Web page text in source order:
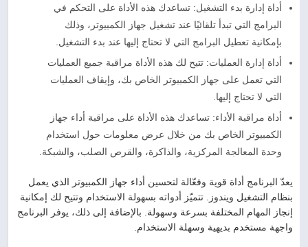
أداة إدارة بدء التشغيل: تساعدك هذه الأداة على التحكم في
البرامج التي تبدأ تلقائيًا عند تشغيل جهاز الكمبيوتر، وذلك
بإمكانية تعطيل البرامج التي لا تحتاج إليها عند بدء التشغيل.
أداة إدارة العمليات: تتيح لك هذه الأداة مراقبة جميع العمليات
التي تعمل على جهاز الكمبيوتر الخاص بك، وإيقاف العمليات
التي لا تحتاج إليها.
أداة مراقبة الأداء: تساعدك هذه الأداة على مراقبة أداء جهاز
الكمبيوتر الخاص بك من خلال عرض معلومات حول استخدام
وحدة المعالجة المركزية، والذاكرة، والقرص الصلب، والشبكة.
يعدّ البرنامج أداة قوية وفعّالة لتحسين أداء جهاز الكمبيوتر الذي يعمل
بنظام التشغيل ويندوز. تتميّز أدواته بسهولة الاستخدام وتتيح لك إمكانية
إنجاز المهام المختلفة بسرعة وسهولة. بالإضافة إلى ذلك، يوفر البرنامج
واجهة مستخدم بديهية وسهلة الاستخدام.